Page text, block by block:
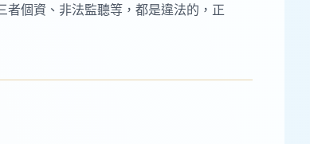
個資、非法監聽等，都是違法的，正